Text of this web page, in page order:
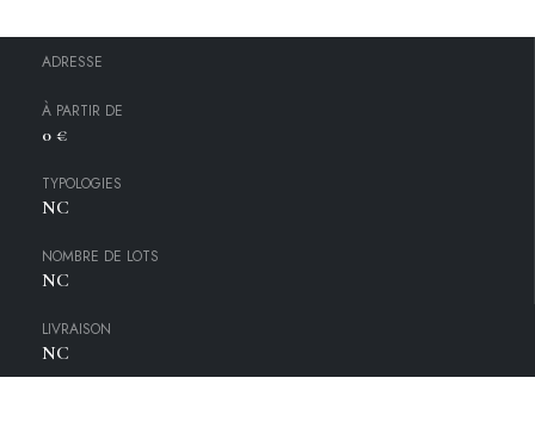
ADRESSE
À PARTIR DE
0 €
TYPOLOGIES
NC
NOMBRE DE LOTS
NC
LIVRAISON
NC